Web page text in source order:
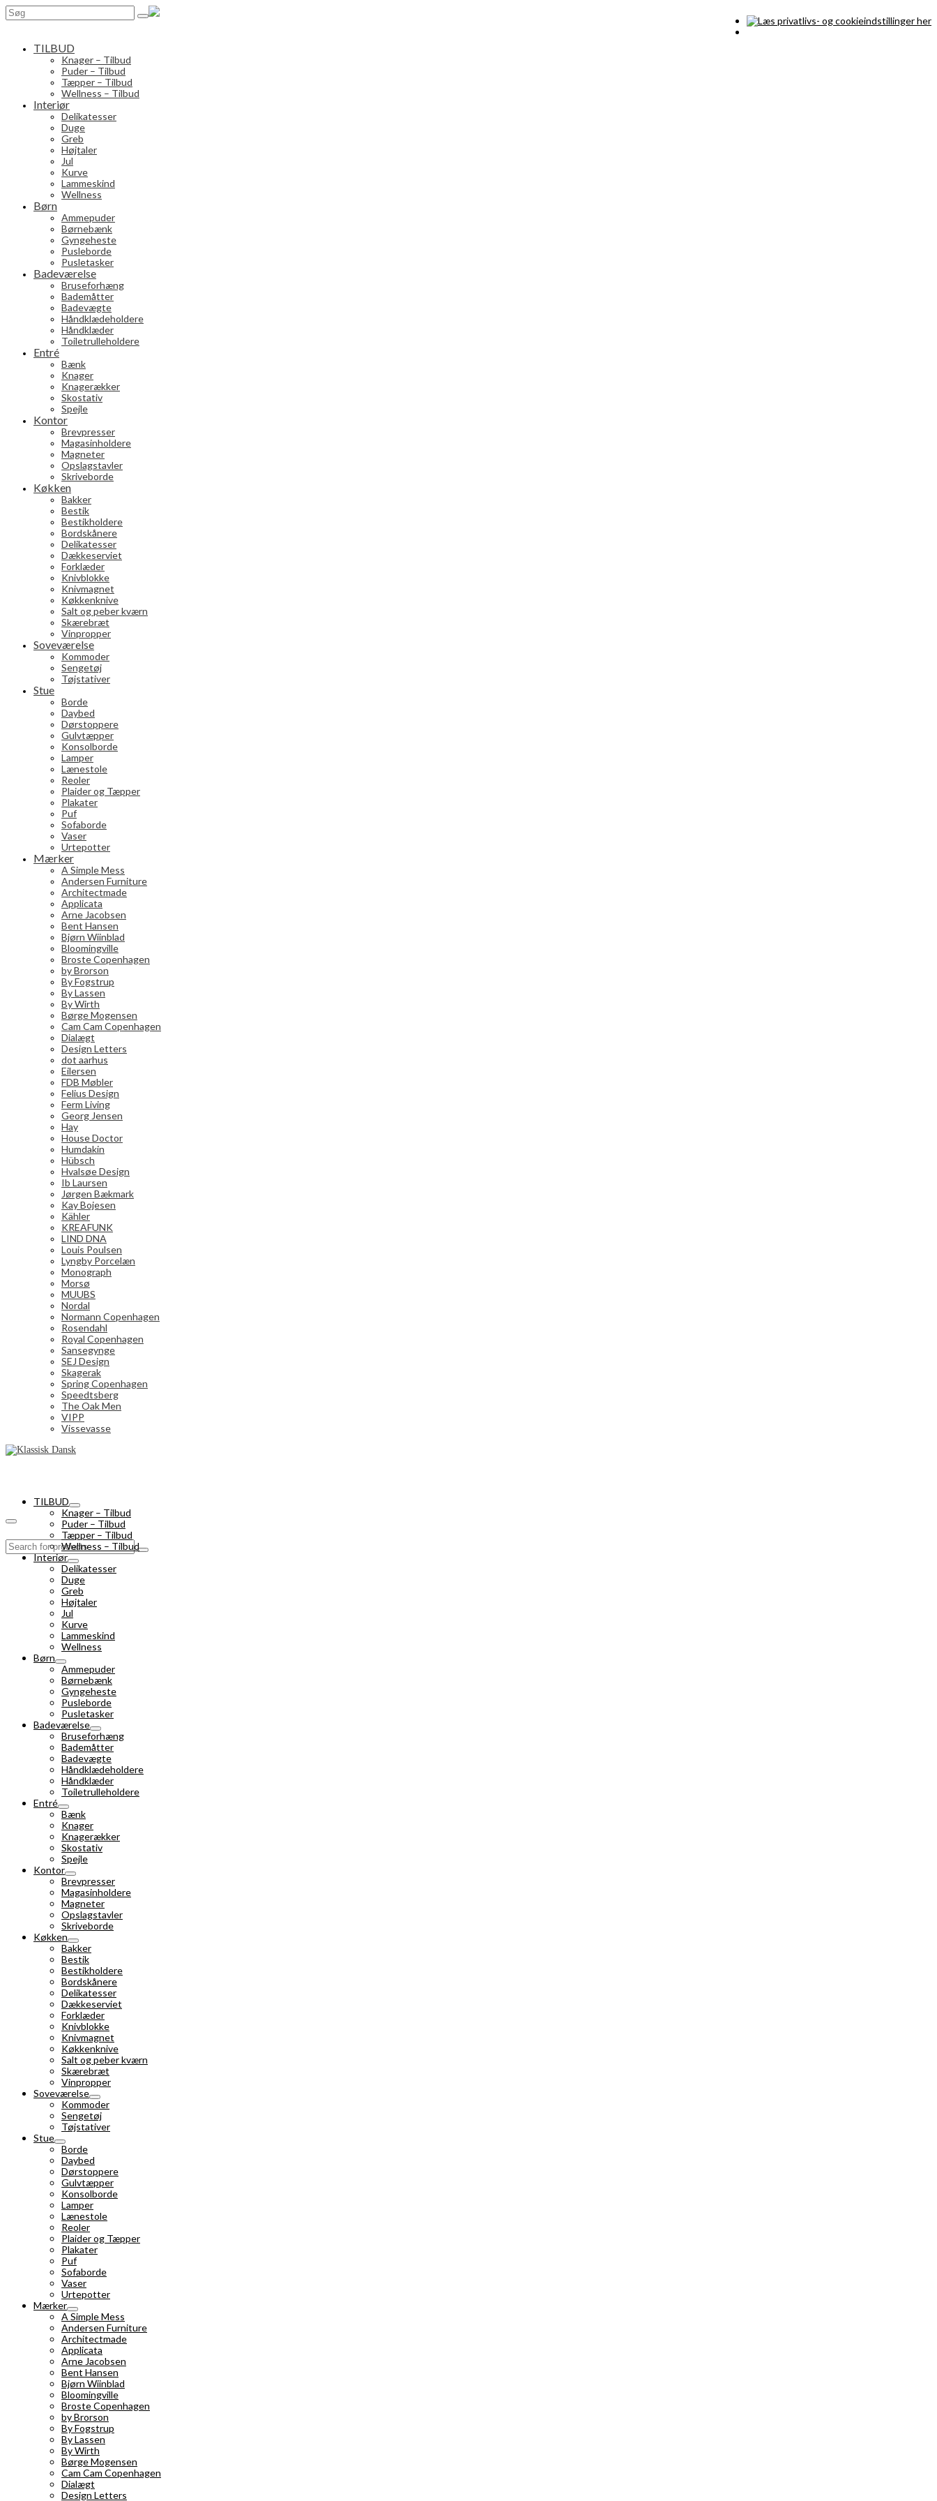
Search
for:
TILBUD
Knager – Tilbud
Puder – Tilbud
Tæpper – Tilbud
Wellness – Tilbud
Interiør
Delikatesser
Duge
Greb
Højtaler
Jul
Kurve
Lammeskind
Wellness
Børn
Ammepuder
Børnebænk
Gyngeheste
Pusleborde
Pusletasker
Badeværelse
Bruseforhæng
Bademåtter
Badevægte
Håndklædeholdere
Håndklæder
Toiletrulleholdere
Entré
Bænk
Knager
Knagerækker
Skostativ
Spejle
Kontor
Brevpresser
Magasinholdere
Magneter
Opslagstavler
Skriveborde
Køkken
Bakker
Bestik
Bestikholdere
Bordskånere
Delikatesser
Dækkeserviet
Forklæder
Knivblokke
Knivmagnet
Køkkenknive
Salt og peber kværn
Skærebræt
Vinpropper
Soveværelse
Kommoder
Sengetøj
Tøjstativer
Stue
Borde
Daybed
Dørstoppere
Gulvtæpper
Konsolborde
Lamper
Lænestole
Reoler
Plaider og Tæpper
Plakater
Puf
Sofaborde
Vaser
Urtepotter
Mærker
A Simple Mess
Andersen Furniture
Architectmade
Applicata
Arne Jacobsen
Bent Hansen
Bjørn Wiinblad
Bloomingville
Broste Copenhagen
by Brorson
By Fogstrup
By Lassen
By Wirth
Børge Mogensen
Cam Cam Copenhagen
Dialægt
Design Letters
dot aarhus
Eilersen
FDB Møbler
Felius Design
Ferm Living
Georg Jensen
Hay
House Doctor
Humdakin
Hübsch
Hvalsøe Design
Ib Laursen
Jørgen Bækmark
Kay Bojesen
Kähler
KREAFUNK
LIND DNA
Louis Poulsen
Lyngby Porcelæn
Monograph
Morsø
MUUBS
Nordal
Normann Copenhagen
Rosendahl
Royal Copenhagen
Sansegynge
SEJ Design
Skagerak
Spring Copenhagen
Speedtsberg
The Oak Men
VIPP
Vissevasse
Search
for:
TILBUD
Knager – Tilbud
Puder – Tilbud
Tæpper – Tilbud
Wellness – Tilbud
Interiør
Delikatesser
Duge
Greb
Højtaler
Jul
Kurve
Lammeskind
Wellness
Børn
Ammepuder
Børnebænk
Gyngeheste
Pusleborde
Pusletasker
Badeværelse
Bruseforhæng
Bademåtter
Badevægte
Håndklædeholdere
Håndklæder
Toiletrulleholdere
Entré
Bænk
Knager
Knagerækker
Skostativ
Spejle
Kontor
Brevpresser
Magasinholdere
Magneter
Opslagstavler
Skriveborde
Køkken
Bakker
Bestik
Bestikholdere
Bordskånere
Delikatesser
Dækkeserviet
Forklæder
Knivblokke
Knivmagnet
Køkkenknive
Salt og peber kværn
Skærebræt
Vinpropper
Soveværelse
Kommoder
Sengetøj
Tøjstativer
Stue
Borde
Daybed
Dørstoppere
Gulvtæpper
Konsolborde
Lamper
Lænestole
Reoler
Plaider og Tæpper
Plakater
Puf
Sofaborde
Vaser
Urtepotter
Mærker
A Simple Mess
Andersen Furniture
Architectmade
Applicata
Arne Jacobsen
Bent Hansen
Bjørn Wiinblad
Bloomingville
Broste Copenhagen
by Brorson
By Fogstrup
By Lassen
By Wirth
Børge Mogensen
Cam Cam Copenhagen
Dialægt
Design Letters